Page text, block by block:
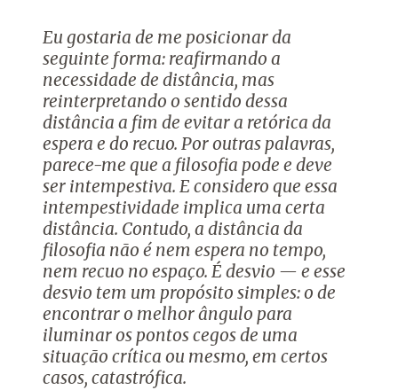
Eu gostaria de me posicionar da
seguinte forma: reafirmando a
necessidade de distância, mas
reinterpretando o sentido dessa
distância a fim de evitar a retórica da
espera e do recuo. Por outras palavras,
parece-me que a filosofia pode e deve
ser intempestiva. E considero que essa
intempestividade implica uma certa
distância. Contudo, a distância da
filosofia não é nem espera no tempo,
nem recuo no espaço. É desvio — e esse
desvio tem um propósito simples: o de
encontrar o melhor ângulo para
iluminar os pontos cegos de uma
situação crítica ou mesmo, em certos
casos, catastrófica.